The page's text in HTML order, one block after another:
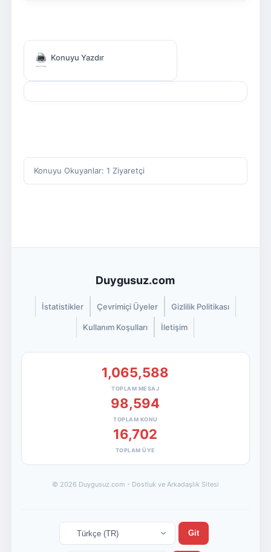
Konuyu Yazdır
Konuyu Okuyanlar: 1 Ziyaretçi
Duygusuz.com
İstatistikler Çevrimiçi Üyeler Gizlilik Politikası
Kullanım Koşulları İletişim
1,065,588
TOPLAM MESAJ
98,594
TOPLAM KONU
16,702
TOPLAM ÜYE
© 2026 Duygusuz.com - Dostluk ve Arkadaşlık Sitesi